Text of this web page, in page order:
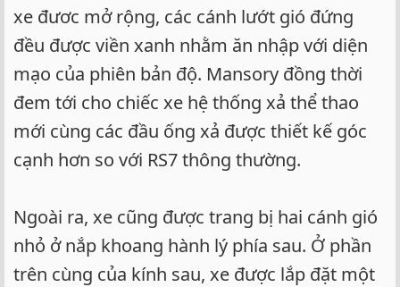
xe đươc mở rộng, các cánh lướt gió đứng
đều được viền xanh nhằm ăn nhập với diện
mạo của phiên bản độ. Mansory đồng thời
đem tới cho chiếc xe hệ thống xả thể thao
mới cùng các đầu ống xả được thiết kế góc
cạnh hơn so với RS7 thông thường.
Ngoài ra, xe cũng được trang bị hai cánh gió
nhỏ ở nắp khoang hành lý phía sau. Ở phần
trên cùng của kính sau, xe được lắp đặt một